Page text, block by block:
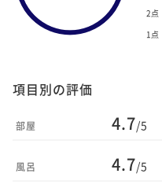
2点
1点
項目別の評価
部屋 4.7/5
風呂 4.7/5